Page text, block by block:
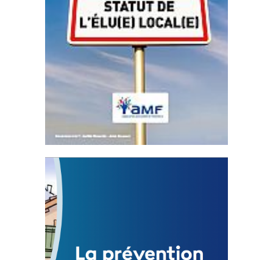
Statut de l’élu local
3 avril 2024
Mise à jour avril 2024
FEUILLETER